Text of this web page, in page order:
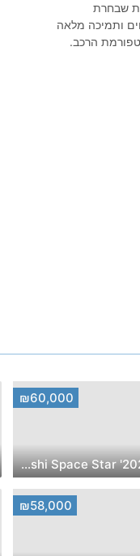
שבחרת
ותמיכה מלאה
הרכב.
₪60,000
2022' Mitsubishi Space Star
₪58,000